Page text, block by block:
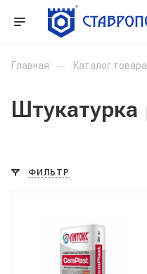
Главная — Каталог товара
Штукатурка
ФИЛЬТР